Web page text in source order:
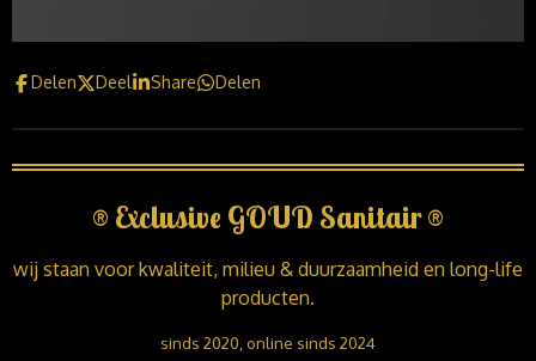
Delen Deel Share Delen
® Exclusive GOUD Sanitair®
wij staan voor kwaliteit, milieu & duurzaamheid en long-life
producten.
sinds 2020, online sinds 2024